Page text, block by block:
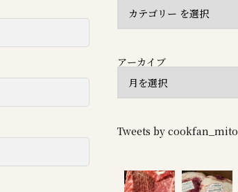
アーカイブ
Tweets by cookfan_mito